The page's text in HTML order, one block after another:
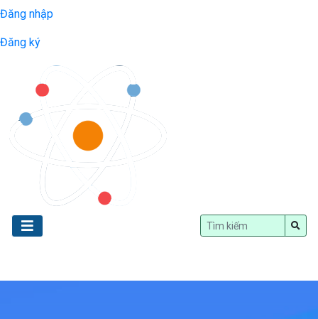
Đăng nhập
Đăng ký